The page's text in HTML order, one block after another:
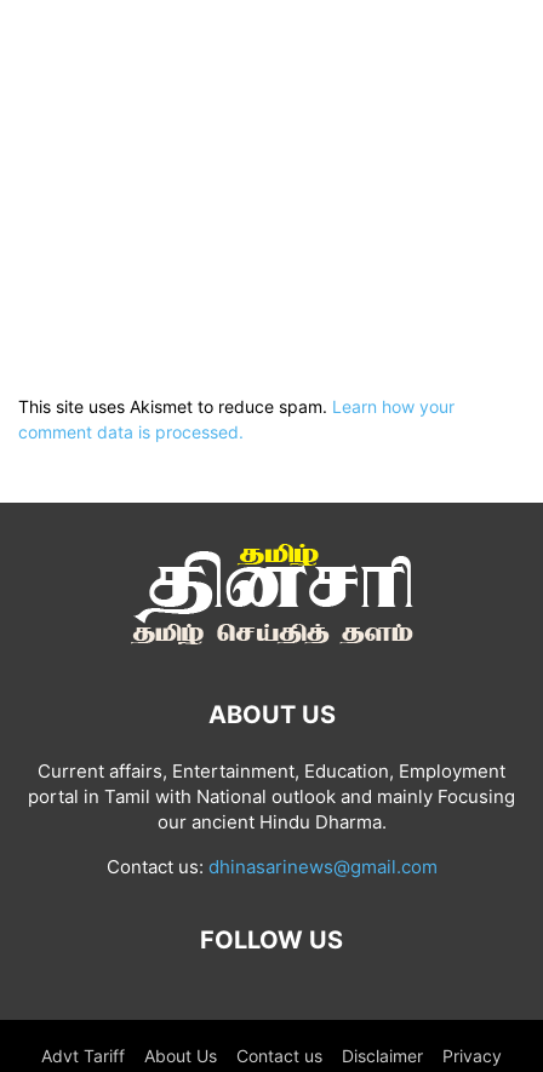
This site uses Akismet to reduce spam. Learn how your
comment data is processed.
ABOUT US
Current affairs, Entertainment, Education, Employment
portal in Tamil with National outlook and mainly Focusing
our ancient Hindu Dharma.
Contact us: dhinasarinews@gmail.com
FOLLOW US
Advt Tariff About Us Contact us Disclaimer Privacy